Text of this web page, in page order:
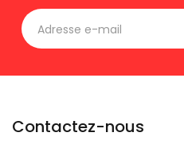
Contactez-nous